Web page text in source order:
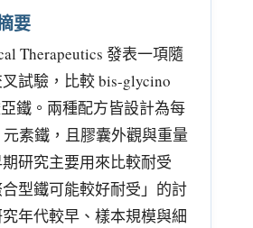
要
Therapeutics 發表一項隨
試驗，比較 bis-glycino
鐵。兩種配方皆設計為每
元素鐵，且膠囊外觀與重量
研究主要用來比較耐受
型鐵可能較好耐受」的討
年代較早、樣本規模與細